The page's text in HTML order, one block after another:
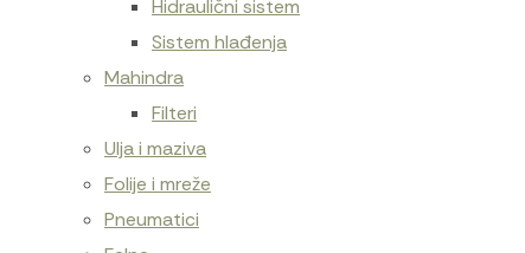
Hidraulični sistem
Sistem hlađenja
Mahindra
Filteri
Ulja i maziva
Folije i mreže
Pneumatici